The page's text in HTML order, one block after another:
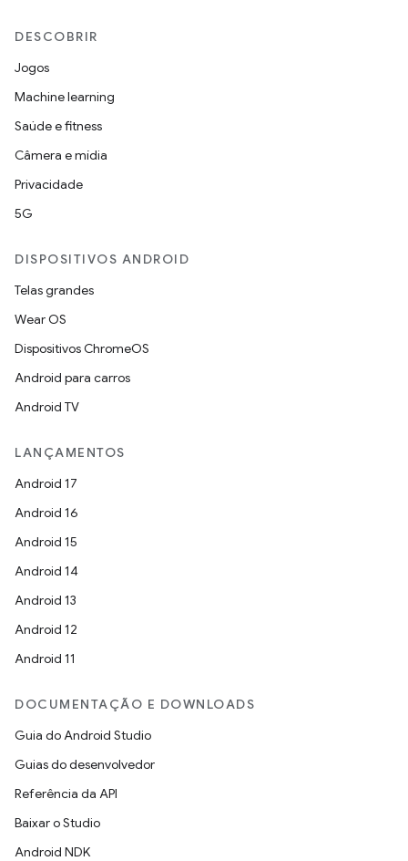
DESCOBRIR
Jogos
Machine learning
Saúde e fitness
Câmera e mídia
Privacidade
5G
DISPOSITIVOS ANDROID
Telas grandes
Wear OS
Dispositivos ChromeOS
Android para carros
Android TV
LANÇAMENTOS
Android 17
Android 16
Android 15
Android 14
Android 13
Android 12
Android 11
DOCUMENTAÇÃO E DOWNLOADS
Guia do Android Studio
Guias do desenvolvedor
Referência da API
Baixar o Studio
Android NDK